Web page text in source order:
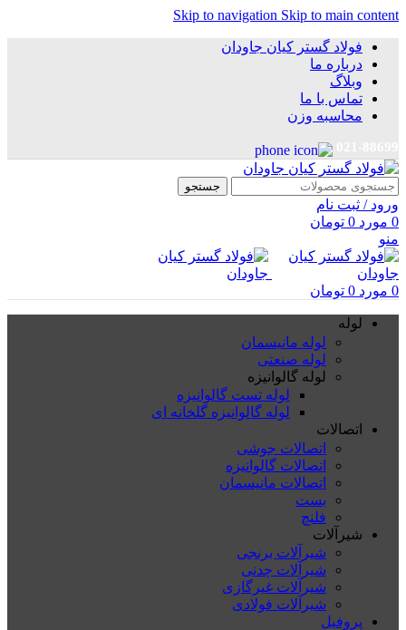
Skip to navigation Skip to main content
فولاد گستر کیان جاودان
درباره ما
وبلاگ
تماس با ما
محاسبه وزن
جستجو
ورود / ثبت نام
0 مورد 0 تومان
منو
0 مورد 0 تومان
لوله
لوله مانیسمان
لوله صنعتی
لوله گالوانیزه
لوله تست گالوانیزه
لوله گالوانیزه گلخانه ای
اتصالات
اتصالات جوشی
اتصالات گالوانیزه
اتصالات مانیسمان
بست
فلنچ
شیرآلات
شیرآلات برنجی
شیرآلات چدنی
شیرآلات غیرگازی
شیرآلات فولادی
پروفیل